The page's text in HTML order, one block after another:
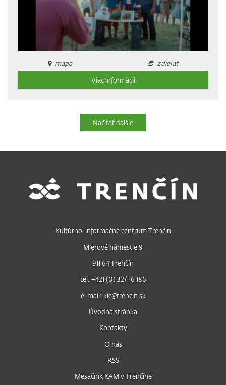
mapa
zdieľať
Viac informácii
Načítať ďalšie
Kultúrno-informačné centrum Trenčín
Mierové námestie 9
911 64 Trenčín
tel: +421 (0) 32/ 16 186
e-mail: kic@trencin.sk
Úvodná stránka
Kontakty
O nás
RSS
Mesačník KAM v Trenčíne